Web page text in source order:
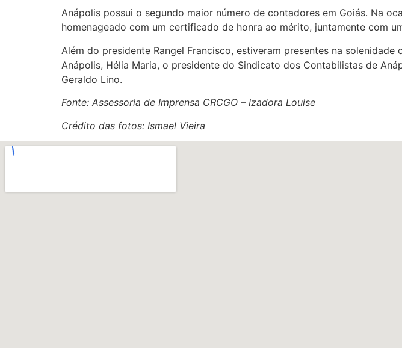
Anápolis possui o segundo maior número de contadores em Goiás. Na
homenageado com um certificado de honra ao mérito, juntamente com
Além do presidente Rangel Francisco, estiveram presentes na
Anápolis, Hélia Maria, o presidente do Sindicato dos Contabilistas de
Geraldo Lino.
Fonte: Assessoria de Imprensa CRCGO – Izadora Louise
Crédito das fotos: Ismael Vieira